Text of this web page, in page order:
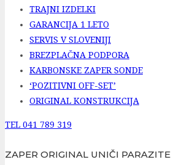
TRAJNI IZDELKI
GARANCIJA 1 LETO
SERVIS V SLOVENIJI
BREZPLAČNA PODPORA
KARBONSKE ZAPER SONDE
‘POZITIVNI OFF-SET’
ORIGINAL KONSTRUKCIJA
TEL 041 789 319
ZAPER ORIGINAL UNIČI PARAZITE